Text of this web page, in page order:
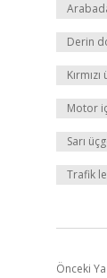
Derin
Motor
Sarı
Trafik
Önceki